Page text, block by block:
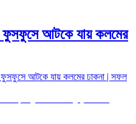
ফুসফুসে আটকে যায় কলমের
ফুসফুসে আটকে যায় কলমের ঢাকনা | সফল